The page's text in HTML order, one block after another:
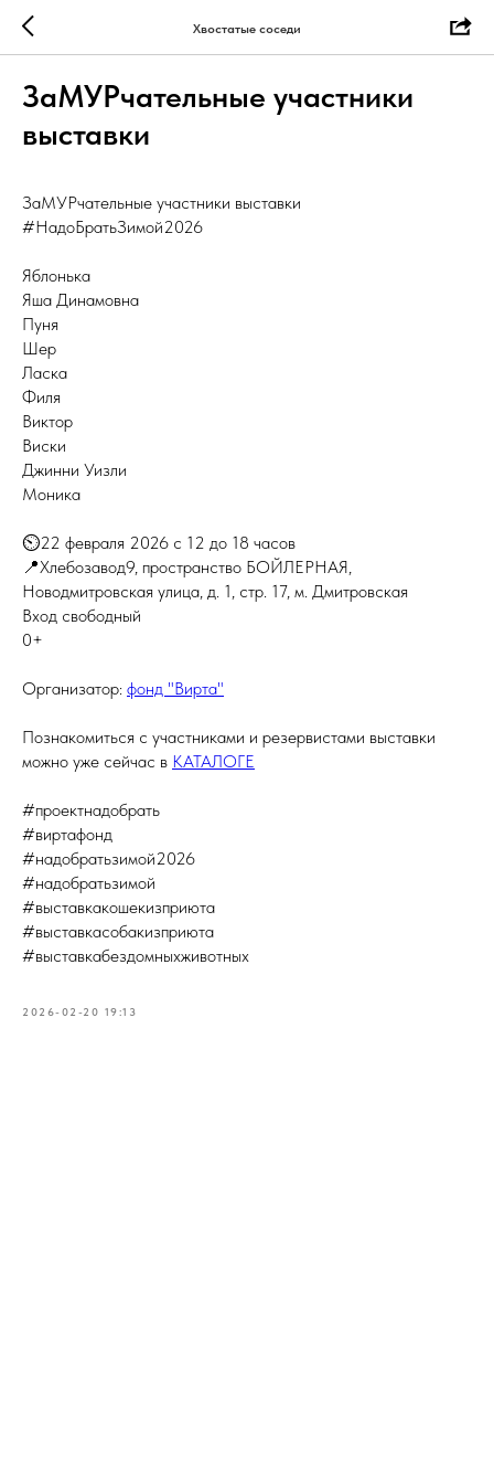
Хвостатые соседи
ЗаМУРчательные участники
выставки
ЗаМУРчательные участники выставки
#НадоБратьЗимой2026
Яблонька
Яша Динамовна
Пуня
Шер
Ласка
Филя
Виктор
Виски
Джинни Уизли
Моника
⏲️22 февраля 2026 с 12 до 18 часов
📍Хлебозавод9, пространство БОЙЛЕРНАЯ,
Новодмитровская улица, д. 1, стр. 17, м. Дмитровская
Вход свободный
0+
Организатор: фонд "Вирта"
Познакомиться с участниками и резервистами выставки
можно уже сейчас в КАТАЛОГЕ
#проектнадобрать
#виртафонд
#надобратьзимой2026
#надобратьзимой
#выставкакошекизприюта
#выставкасобакизприюта
#выставкабездомныхживотных
2026-02-20 19:13